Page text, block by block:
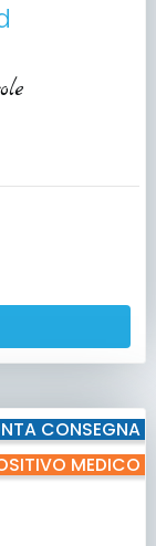
CONSEGNA
MEDICO